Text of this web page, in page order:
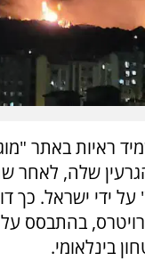
ראיות באתר
שלה, לאחר
ידי ישראל. כך
רויטרס, בהתבסס
בינלאומי.